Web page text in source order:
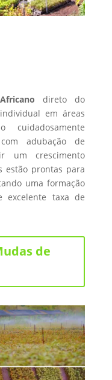
direto do
em áreas
adubação de
um crescimento
estão prontas para
uma formação
excelente taxa de
de